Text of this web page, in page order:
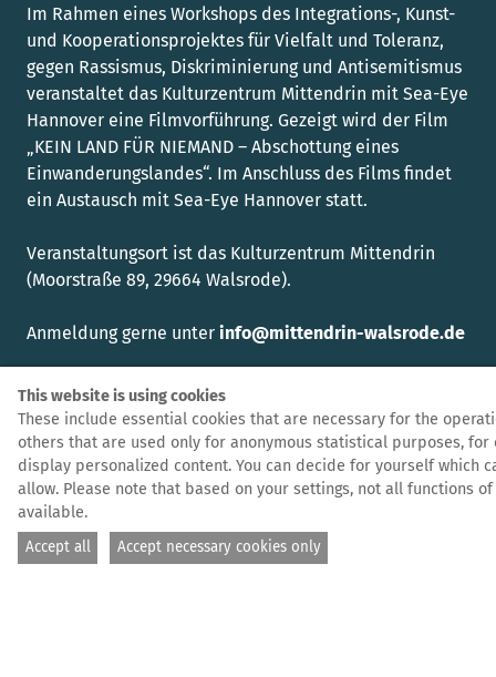
Im Rahmen eines Workshops des Integrations-, Kunst-
und Kooperationsprojektes für Vielfalt und Toleranz,
gegen Rassismus, Diskriminierung und Antisemitismus
veranstaltet das Kulturzentrum Mittendrin mit Sea-Eye
Hannover eine Filmvorführung. Gezeigt wird der Film
„KEIN LAND FÜR NIEMAND – Abschottung eines
Einwanderungslandes“. Im Anschluss des Films findet
ein Austausch mit Sea-Eye Hannover statt.
Veranstaltungsort ist das Kulturzentrum Mittendrin
(Moorstraße 89, 29664 Walsrode).
Anmeldung gerne unter info@mittendrin-walsrode.de
UPCOMING EVENTS IN OUR
ALLIANCE
This website is using cookies
These include essential cookies that are necessary for the
others that are used only for anonymous statistical purposes,
display personalized content. You can decide for yourself which
allow. Please note that based on your settings, not all functions
available.
Accept all Accept necessary cookies only